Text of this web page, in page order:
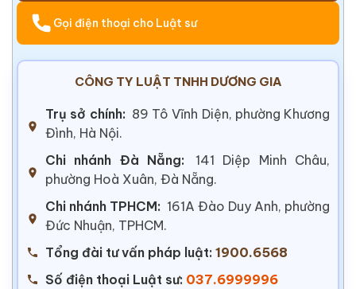
Gọi điện thoại cho Luật sư
CÔNG TY LUẬT TNHH DƯƠNG GIA
Trụ sở chính: 89 Tô Vĩnh Diện, phường Khương
Đình, Hà Nội.
Chi nhánh Đà Nẵng:
141 Diệp Minh Châu,
phường Hoà Xuân, Đà Nẵng.
Chi nhánh TPHCM: 161A Đào Duy Anh, phường
Đức Nhuận, TPHCM.
Tổng đài tư vấn pháp luật: 1900.6568
Số điện thoại Luật sư: 037.6999996